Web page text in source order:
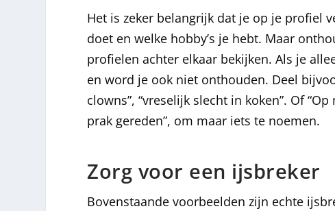
Het is zeker belangrijk dat je op je profiel
doet en welke hobby’s je hebt. Maar
profielen achter elkaar bekijken. Als je
en word je ook niet onthouden. Deel
clowns”, “vreselijk slecht in koken”. Of
prak gereden”, om maar iets te noemen.
Zorg voor een ijsbreker
Bovenstaande voorbeelden zijn echte